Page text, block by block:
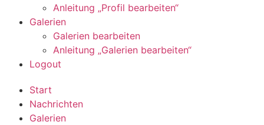
Anleitung „Profil bearbeiten“
Galerien
Galerien bearbeiten
Anleitung „Galerien bearbeiten“
Logout
Start
Nachrichten
Galerien